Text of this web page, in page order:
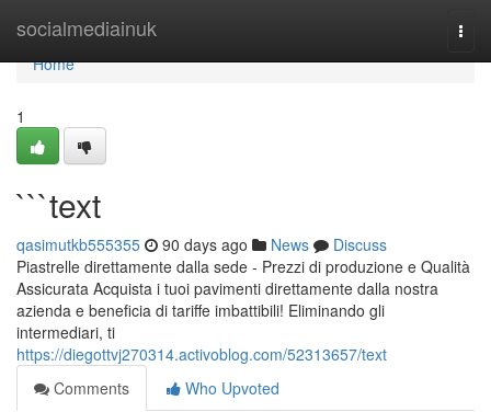
socialmediainuk
Home
Home
1
```text
qasimutkb555355 90 days ago News
Discuss
Piastrelle direttamente dalla sede - Prezzi di produzione e Qualità
Assicurata Acquista i tuoi pavimenti direttamente dalla nostra
azienda e beneficia di tariffe imbattibili! Eliminando gli
intermediari, ti
https://diegottvj270314.activoblog.com/52313657/text
Comments
Who Upvoted